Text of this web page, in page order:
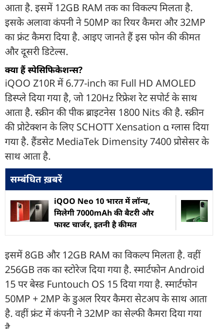
आता है. इसमें 12GB RAM तक का विकल्प मिलता है.
इसके अलावा कंपनी ने 50MP का रियर कैमरा और 32MP
का फ्रंट कैमरा दिया है. आइए जानते हैं इस फोन की कीमत
और दूसरी डिटेल्स.
क्या हैं स्पेसिफिकेशन्स?
iQOO Z10R में 6.77-inch का Full HD AMOLED
डिस्प्ले दिया गया है, जो 120Hz रिफ्रेश रेट सपोर्ट के साथ
आता है. स्क्रीन की पीक ब्राइटनेस 1800 Nits की है. स्क्रीन
की प्रोटेक्शन के लिए SCHOTT Xensation α ग्लास दिया
गया है. हैंडसेट MediaTek Dimensity 7400 प्रोसेसर के
साथ आता है.
सम्बंधित ख़बरें
iQOO Neo 10 भारत में लॉन्च,
मिलेगी 7000mAh की बैटरी और
फास्ट चार्जर, इतनी है कीमत
इसमें 8GB और 12GB RAM का विकल्प मिलता है. वहीं
256GB तक का स्टोरेज दिया गया है. स्मार्टफोन Android
15 पर बेस्ड Funtouch OS 15 दिया गया है. स्मार्टफोन
50MP + 2MP के डुअल रियर कैमरा सेटअप के साथ आता
है. वहीं फ्रंट में कंपनी ने 32MP का सेल्फी कैमरा दिया गया